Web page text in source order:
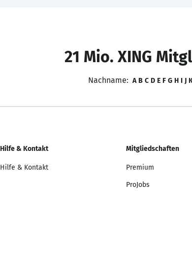
21 Mio. XING
Nachname: A B C D E F G H I J
Hilfe & Kontakt
Hilfe & Kontakt
Mitgliedschaften
Premium
ProJobs